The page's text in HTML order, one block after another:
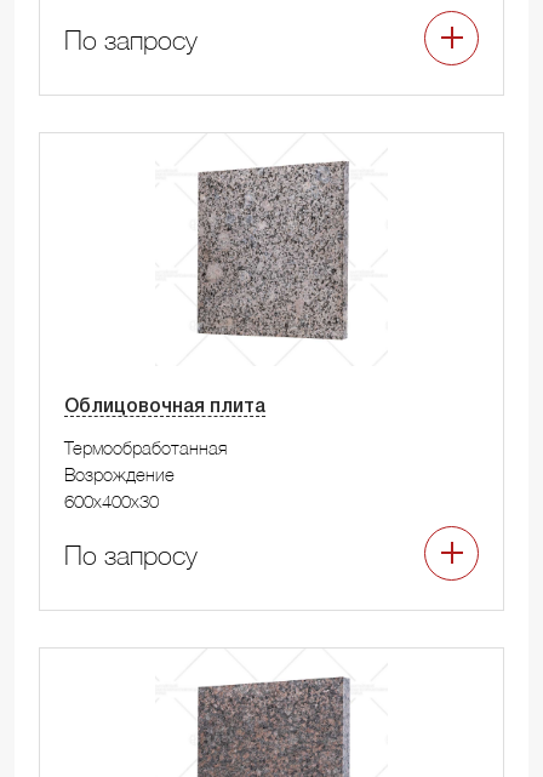
По запросу
Облицовочная плита
Термообработанная
Возрождение
600x400x30
По запросу